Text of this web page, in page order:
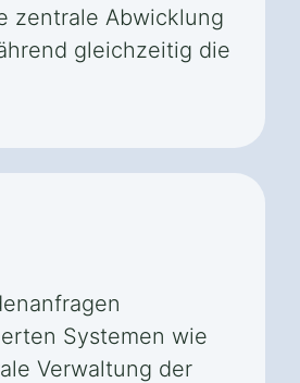
zentrale Abwicklung
gleichzeitig die
Systemen wie
Verwaltung der